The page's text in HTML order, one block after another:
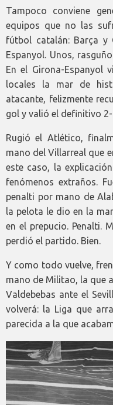
Tampoco conviene
equipos que no las
fútbol catalán: Barça
Espanyol. Unos,
En el Girona-Espanyol
locales la mar de
atacante, felizmente
gol y valió el definitivo
Rugió el Atlético,
mano del Villarreal que
este caso, la
fenómenos extraños.
penalti por mano de
la pelota le dio en la
en el prepucio. Penalti.
perdió el partido. Bien.
Y como todo vuelve,
mano de Militao, la que
Valdebebas ante el
volverá: la Liga que
parecida a la que